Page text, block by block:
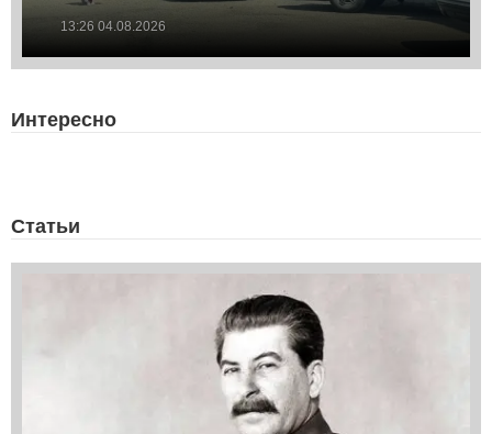
13:26 04.08.2026
Интересно
Статьи